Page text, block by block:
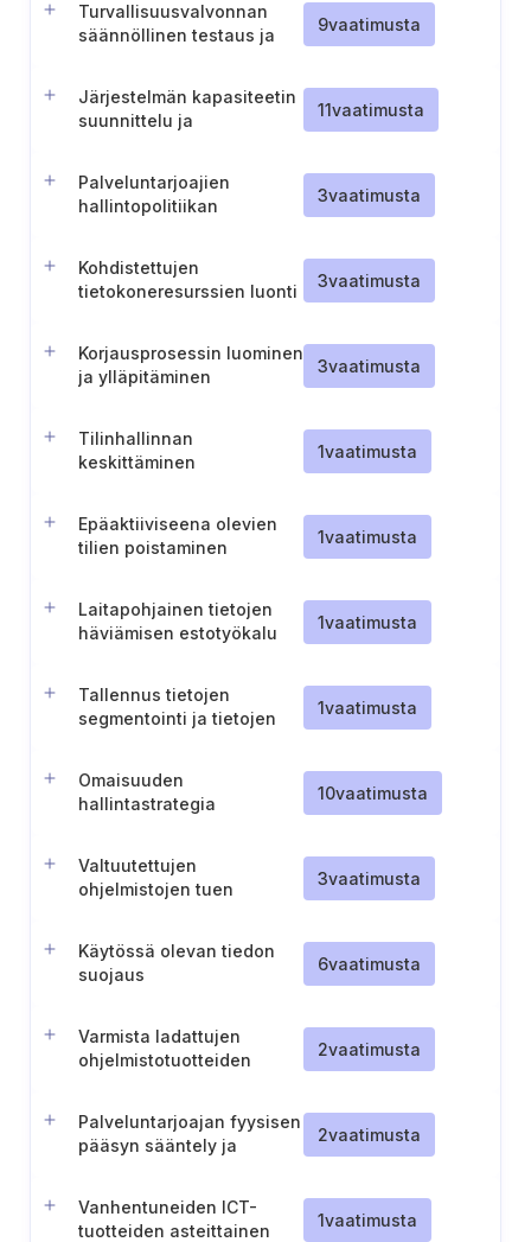
Turvallisuusvalvonnan
säännöllinen testaus ja
9vaatimusta
Järjestelmän kapasiteetin
suunnittelu ja
11vaatimusta
Palveluntarjoajien
hallintopolitiikan
3vaatimusta
Kohdistettujen
tietokoneresurssien luonti
3vaatimusta
Korjausprosessin luominen
ja ylläpitäminen
3vaatimusta
Tilinhallinnan
keskittäminen
1vaatimusta
Epäaktiiviseena olevien
tilien poistaminen
1vaatimusta
Laitapohjainen tietojen
häviämisen estotyökalu
1vaatimusta
Tallennus tietojen
segmentointi ja tietojen
perusteella
1vaatimusta
Omaisuuden
hallintastrategia
10vaatimusta
Valtuutettujen
ohjelmistojen tuen
3vaatimusta
Käytössä olevan tiedon
suojaus
6vaatimusta
Varmista ladattujen
ohjelmistotuotteiden
2vaatimusta
Palveluntarjoajan fyysisen
pääsyn sääntely ja
2vaatimusta
Vanhentuneiden ICT-
tuotteiden asteittainen
1vaatimusta